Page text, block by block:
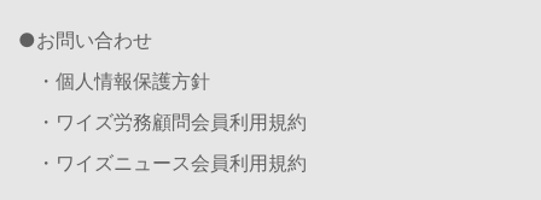
お問い合わせ
・個人情報保護方針
・ワイズ労務顧問会員利用規約
・ワイズニュース会員利用規約